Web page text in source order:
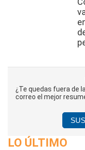
¿Te quedas fuera de
correo el mejor
LO ÚLTIMO